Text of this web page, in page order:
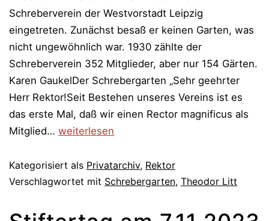
Schreberverein der Westvorstadt Leipzig
eingetreten. Zunächst besaß er keinen Garten, was
nicht ungewöhnlich war. 1930 zählte der
Schreberverein 352 Mitglieder, aber nur 154 Gärten.
Karen GaukelDer Schrebergarten „Sehr geehrter
Herr Rektor!Seit Bestehen unseres Vereins ist es
das erste Mal, daß wir einen Rector magnificus als
Mitglied… Der
weiterlesen
Kategorisiert als Privatarchiv, Rektor
Verschlagwortet mit Schrebergarten, Theodor Litt